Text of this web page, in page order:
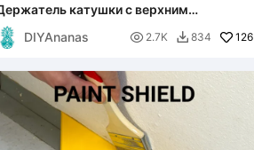
катушки с верхним
креплением Creality K2 Plus для ТПУ
DIYAnanas
 2.7K  834 126